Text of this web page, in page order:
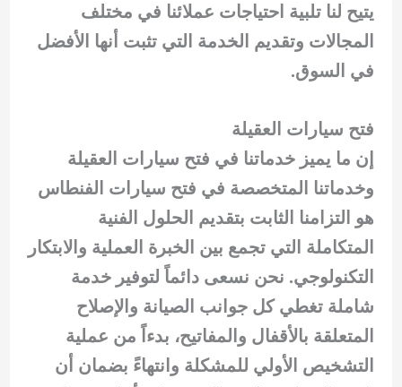
يتيح لنا تلبية احتياجات عملائنا في مختلف
المجالات وتقديم الخدمة التي تثبت أنها الأفضل
في السوق.
فتح سيارات العقيلة
إن ما يميز خدماتنا في فتح سيارات العقيلة
وخدماتنا المتخصصة في فتح سيارات الفنطاس
هو التزامنا الثابت بتقديم الحلول الفنية
المتكاملة التي تجمع بين الخبرة العملية والابتكار
التكنولوجي. نحن نسعى دائماً لتوفير خدمة
شاملة تغطي كل جوانب الصيانة والإصلاح
المتعلقة بالأقفال والمفاتيح، بدءاً من عملية
التشخيص الأولي للمشكلة وانتهاءً بضمان أن